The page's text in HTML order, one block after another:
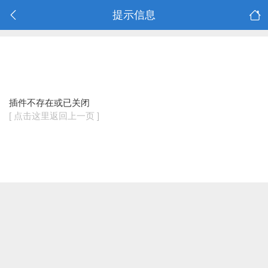
提示信息
插件不存在或已关闭
[ 点击这里返回上一页 ]